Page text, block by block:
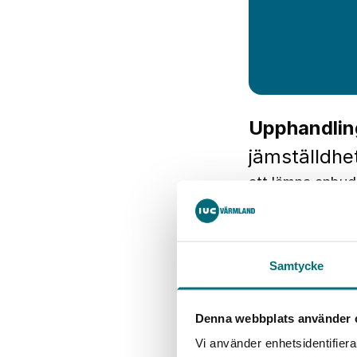
Samtycke
Denna webbplats använder
Vi använder
att lämna
inom EU-
”Specialiserat
Projektets mål
Projektets